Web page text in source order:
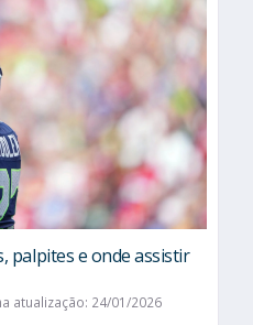
palpites e onde assistir
atualização: 24/01/2026